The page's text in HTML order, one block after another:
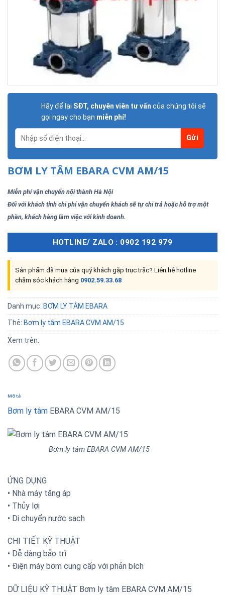
Hãy để lại SĐT, chuyên viên tư vấn của chúng tôi sẽ
gọi ngay cho bạn miễn phí!
BƠM LY TÂM EBARA CVM AM/15
Miễn phí vận chuyển nội thành Hà Nội
Đối với khách tỉnh chi phí vận chuyển khách sẽ tự chi trả hoặc hỗ trợ một
phần, khách hàng làm việc với kinh doanh.
HOTLINE/ ZALO : 0902 192 979
Sản phẩm đã mua của quý khách gặp trục trặc? Liên hệ hotline
chăm sóc khách hàng 0902.59.33.68
Danh mục: BƠM LY TÂM EBARA
Thẻ: Bơm ly tâm EBARA CVM AM/15
Xem trên:
Mô tả
Bơm ly tâm EBARA CVM AM/15
Bơm ly tâm EBARA CVM AM/15
ỨNG DỤNG
• Nhà máy tăng áp
• Thủy lợi
• Di chuyển nước sạch
CHI TIẾT KỸ THUẬT
• Dễ dàng bảo trì
• Điện máy bơm cung cấp với phản bích
DỮ LIỆU KỸ THUẬT Bơm ly tâm EBARA CVM AM/15